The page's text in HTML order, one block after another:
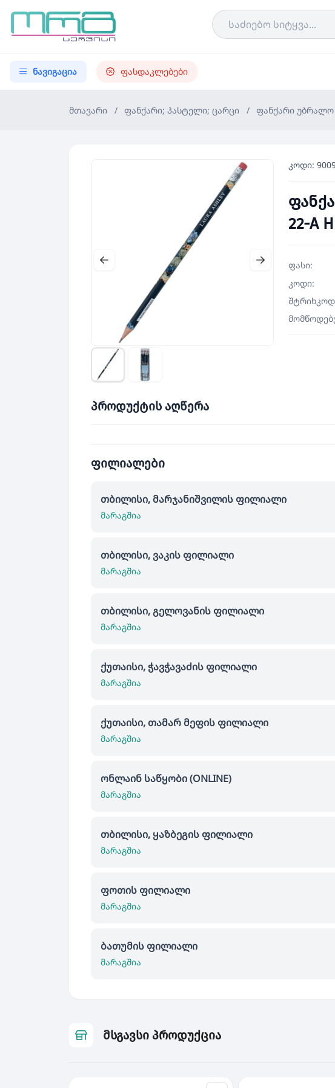
ნავიგაცია ფასდაკლებები
მთავარი / ფანქარი; პასტელი; ცარცი / ფანქარი უბრალო
კოდი:
22-A
ფასი:
კოდი:
პროდუქტის აღწერა
ფილიალები
თბილისი, მარჯანიშვილის ფილიალი
მარაგშია
თბილისი, ვაკის ფილიალი
მარაგშია
თბილისი, გელოვანის ფილიალი
მარაგშია
ქუთაისი, ჭავჭავაძის ფილიალი
მარაგშია
ქუთაისი, თამარ მეფის ფილიალი
მარაგშია
ონლაინ საწყობი (ONLINE)
მარაგშია
თბილისი, ყაზბეგის ფილიალი
მარაგშია
ფოთის ფილიალი
მარაგშია
ბათუმის ფილიალი
მარაგშია
მსგავსი პროდუქცია